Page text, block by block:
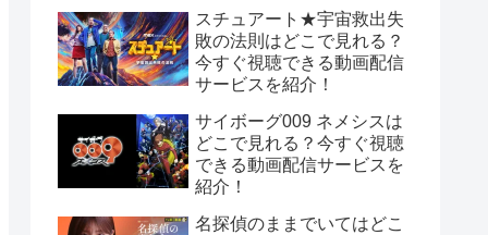
スチュアート★宇宙救出失
敗の法則はどこで見れる？
今すぐ視聴できる動画配信
サービスを紹介！
サイボーグ009 ネメシスは
どこで見れる？今すぐ視聴
できる動画配信サービスを
紹介！
名探偵のままでいてはどこ